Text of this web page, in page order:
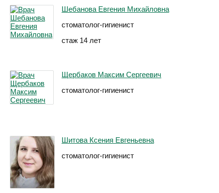
Шебанова Евгения Михайловна
стоматолог-гигиенист
стаж 14 лет
Щербаков Максим Сергеевич
стоматолог-гигиенист
Шитова Ксения Евгеньевна
стоматолог-гигиенист